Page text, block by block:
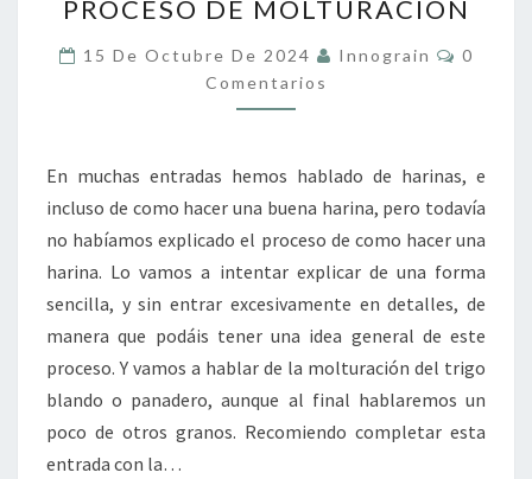
DE
MOLTURACIÓN
PROCESO DE MOLTURACIÓN
15 De Octubre De 2024 Innograin
0
Comentarios
En muchas entradas hemos hablado de harinas, e
incluso de como hacer una buena harina, pero todavía
no habíamos explicado el proceso de como hacer una
harina. Lo vamos a intentar explicar de una forma
sencilla, y sin entrar excesivamente en detalles, de
manera que podáis tener una idea general de este
proceso. Y vamos a hablar de la molturación del trigo
blando o panadero, aunque al final hablaremos un
poco de otros granos. Recomiendo completar esta
entrada con la…